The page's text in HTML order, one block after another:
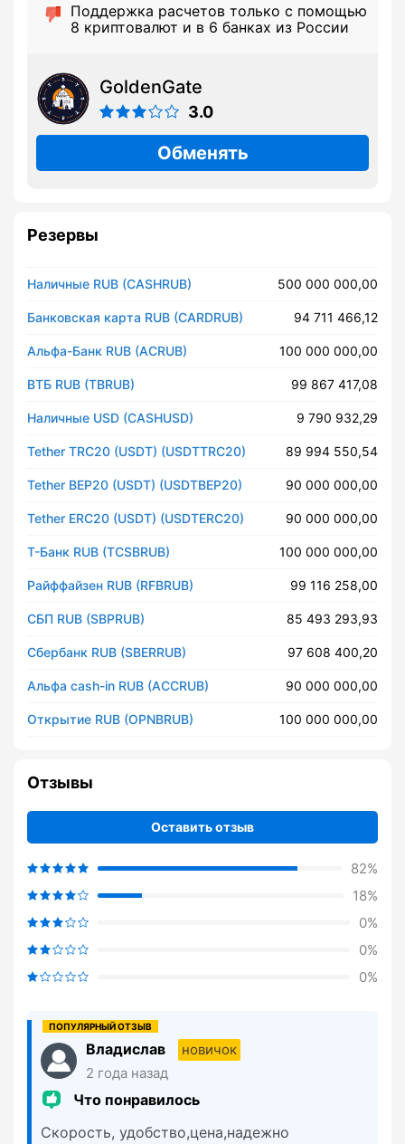
Поддержка расчетов только с помощью
8 криптовалют и в 6 банках из России
GoldenGate
3.0
Обменять
Резервы
Наличные RUB (CASHRUB) 500 000 000,00
Банковская карта RUB (CARDRUB) 94 711 466,12
Альфа-Банк RUB (ACRUB) 100 000 000,00
ВТБ RUB (TBRUB) 99 867 417,08
Наличные USD (CASHUSD) 9 790 932,29
Tether TRC20 (USDT) (USDTTRC20) 89 994 550,54
Tether BEP20 (USDT) (USDTBEP20) 90 000 000,00
Tether ERC20 (USDT) (USDTERC20) 90 000 000,00
Т-Банк RUB (TCSBRUB) 100 000 000,00
Райффайзен RUB (RFBRUB) 99 116 258,00
СБП RUB (SBPRUB) 85 493 293,93
Сбербанк RUB (SBERRUB) 97 608 400,20
Альфа cash-in RUB (ACCRUB) 90 000 000,00
Открытие RUB (OPNBRUB) 100 000 000,00
Отзывы
Оставить отзыв
82%
18%
0%
0%
0%
Владислав
новичок
2 года назад
Что понравилось
Скорость, удобство,цена,надежно